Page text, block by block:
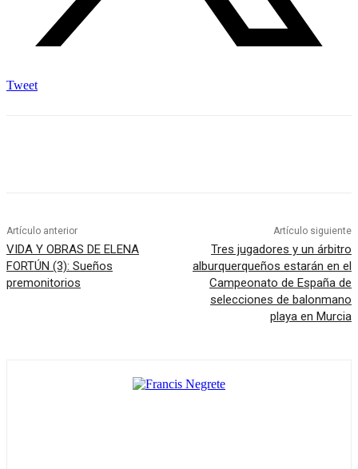
Tweet
Artículo anterior
VIDA Y OBRAS DE ELENA
FORTÚN (3): Sueños
premonitorios
Artículo siguiente
Tres jugadores y un árbitro
alburquerqueños estarán en el
Campeonato de España de
selecciones de balonmano
playa en Murcia